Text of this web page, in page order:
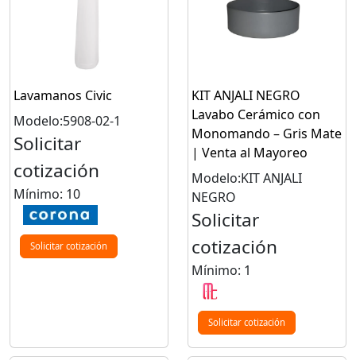
Lavamanos Civic
Modelo:5908-02-1
Solicitar
cotización
Mínimo: 10
Solicitar cotización
KIT ANJALI NEGRO
Lavabo Cerámico con
Monomando – Gris Mate
| Venta al Mayoreo
Modelo:KIT ANJALI
NEGRO
Solicitar
cotización
Mínimo: 1
Solicitar cotización